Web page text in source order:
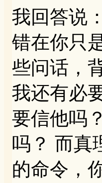
我回答说
错在你只
些问话，
我还有必
要信他吗
吗？ 而真
的命令，